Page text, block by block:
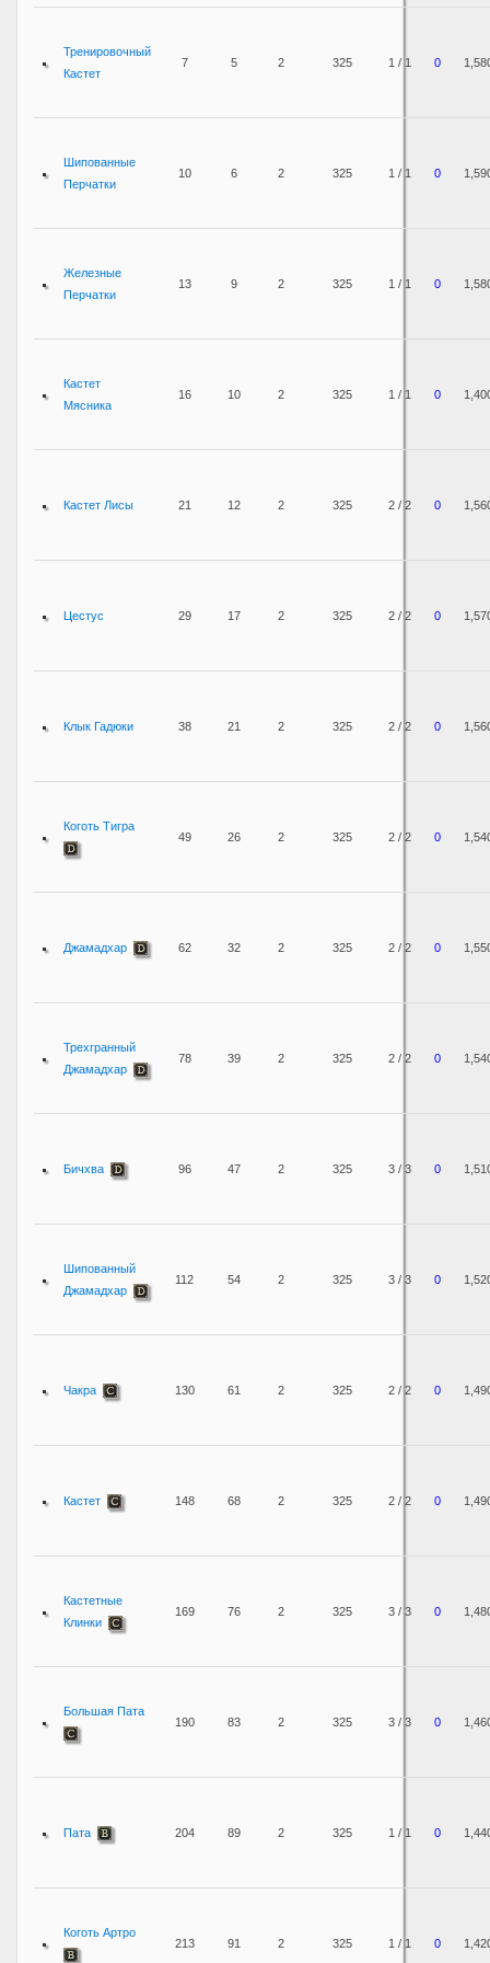
Тренировочный
Кастет
7 5 2 325 1 / 1 0
Шипованные
Перчатки
10 6 2 325 1 / 1 0
Железные
Перчатки
13 9 2 325 1 / 1 0
Кастет
Мясника
16 10 2 325 1 / 1 0
Кастет Лисы 21 12 2 325 2 / 2 0
Цестус 29 17 2 325 2 / 2 0
Клык Гадюки 38 21 2 325 2 / 2 0
Коготь Тигра
49
26 2 325 2 / 2 0
Джамадхар 62 32 2 325 2 / 2 0
Трехгранный
Джамадхар
78 39 2 325 2 / 2 0
Бичхва 96 47 2 325 3 / 3 0
Шипованный
Джамадхар
112 54 2 325 3 / 3 0
Чакра 130 61 2 325 2 / 2 0
Кастет 148 68 2 325 2 / 2 0
Кастетные
Клинки
169 76 2 325 3 / 3 0
Большая Пата
190
83 2 325 3 / 3 0
Пата 204 89 2 325 1 / 1 0
Коготь Артро
213
91 2 325 1 / 1 0